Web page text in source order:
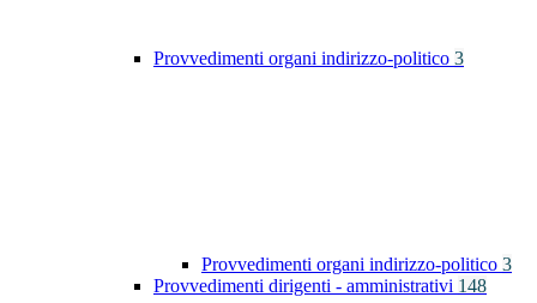
Provvedimenti organi indirizzo-politico 3
Provvedimenti organi indirizzo-politico 3
Provvedimenti dirigenti - amministrativi 148